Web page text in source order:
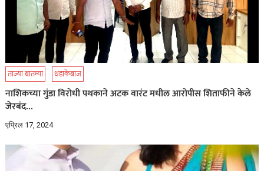
ताज्या बातम्या धडाकेबाज
नाशिकच्या गुंडा विरोधी पथकाने अटक वारंट मधील आरोपीस शिताफीने केले
जेरबंद…
एप्रिल 17, 2024